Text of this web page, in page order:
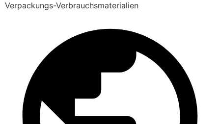
Verpackungs-Verbrauchsmaterialien